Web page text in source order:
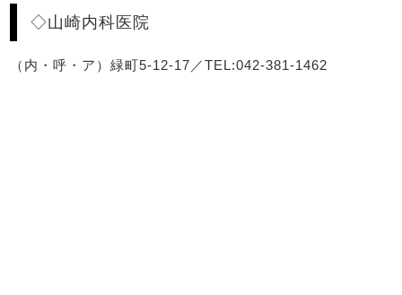
◇山崎内科医院
（内・呼・ア）緑町5-12-17／TEL:042-381-1462